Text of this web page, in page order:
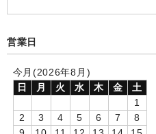
知育時計
制服メモリー
お絵かきギャラリー
自作オリジナル時計
営業日
今月(2026年8月)
日
月 火 水 木 金
土
1
2
3 4 5 6 7
8